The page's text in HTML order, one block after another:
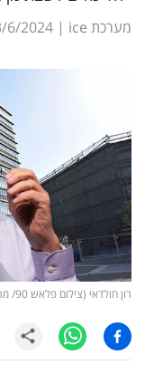
מדדים
רכילות
עסקית
קריפטו
ויראלי
טלוויזיה
עסקי
ספורט
מערכת ice |
6/2024
רון חולדאי (צילום פלאש 90/ מרים אלסטר, חן חייק, מתוך אתר פיקיויקי)